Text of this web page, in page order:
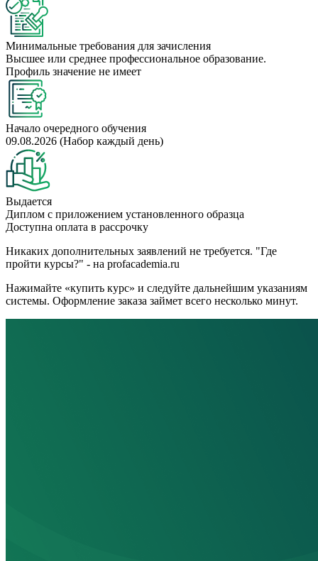
Минимальные требования для зачисления
Высшее или среднее профессиональное образование.
Профиль значение не имеет
Начало очередного обучения
09.08.2026 (Набор каждый день)
Выдается
Диплом с приложением установленного образца
Доступна оплата в рассрочку
Никаких дополнительных заявлений не требуется. "Где
пройти курсы?" - на profacademia.ru
Нажимайте «купить курс» и следуйте дальнейшим указаниям
системы. Оформление заказа займет всего несколько минут.